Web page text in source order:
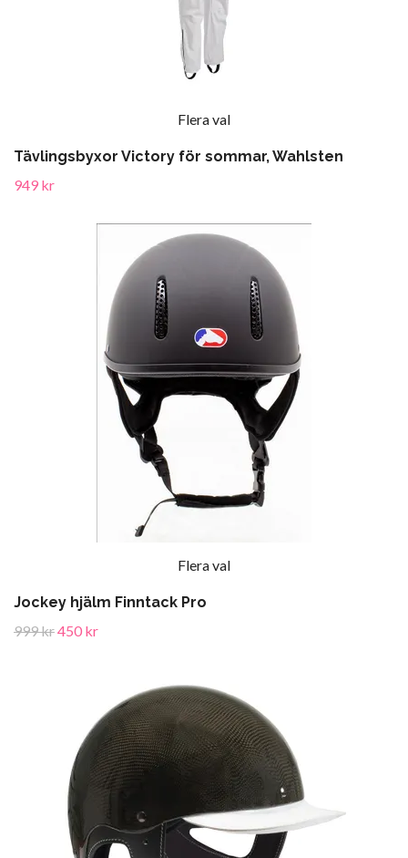
Flera val
Tävlingsbyxor Victory för sommar, Wahlsten
949 kr
Flera val
Jockey hjälm Finntack Pro
999 kr450 kr